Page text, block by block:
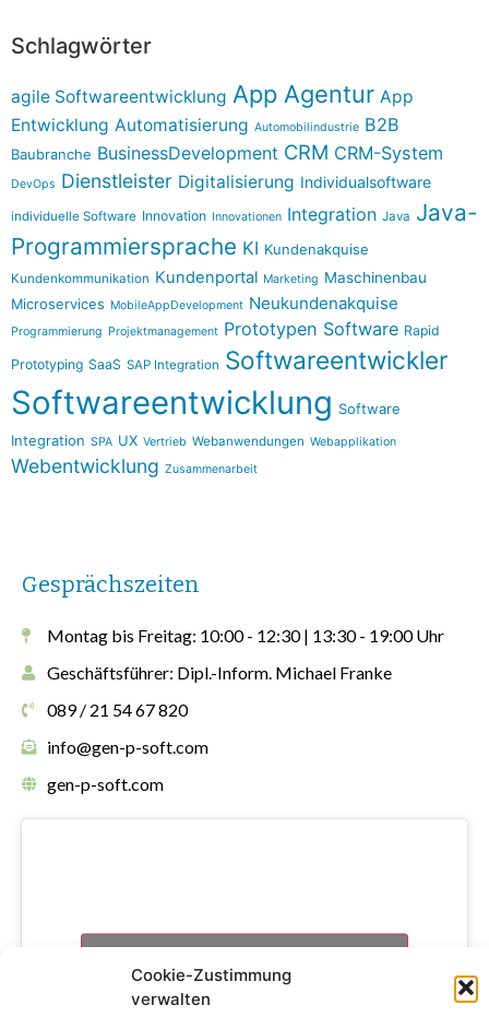
Cookie-Zustimmung
verwalten
Schlagwörter
agile Softwareentwicklung App Agentur App
Entwicklung Automatisierung Automobilindustrie B2B
Baubranche BusinessDevelopment CRM CRM-System
DevOps Dienstleister Digitalisierung Individualsoftware
individuelle Software Innovation Innovationen Integration Java Java-
Programmiersprache KI Kundenakquise
Kundenkommunikation Kundenportal Marketing Maschinenbau
Microservices MobileAppDevelopment Neukundenakquise
Programmierung Projektmanagement Prototypen Software Rapid
Prototyping SaaS SAP Integration Softwareentwickler
Softwareentwicklung Software
Integration SPA UX Vertrieb Webanwendungen Webapplikation
Webentwicklung Zusammenarbeit
Gesprächszeiten
Montag bis Freitag: 10:00 - 12:30 | 13:30 - 19:00 Uhr
Geschäftsführer: Dipl.-Inform. Michael Franke
089 / 21 54 67 820
info@gen-p-soft.com
gen-p-soft.com
akzeptieren und diesen Inhalt zu